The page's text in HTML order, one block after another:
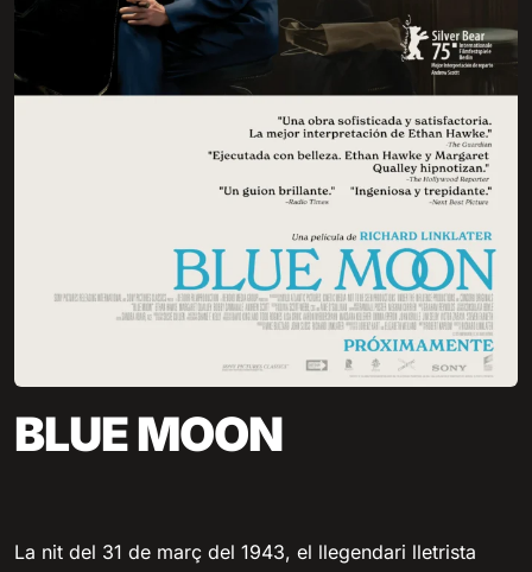
BLUE MOON
La nit del 31 de març del 1943, el llegendari lletrista